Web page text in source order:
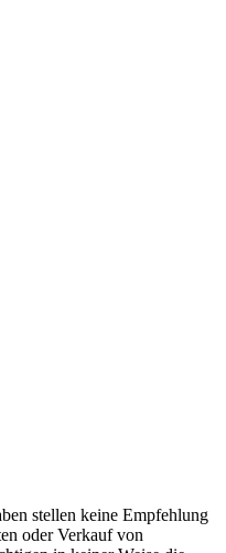
stellen keine Empfehlung
oder Verkauf von